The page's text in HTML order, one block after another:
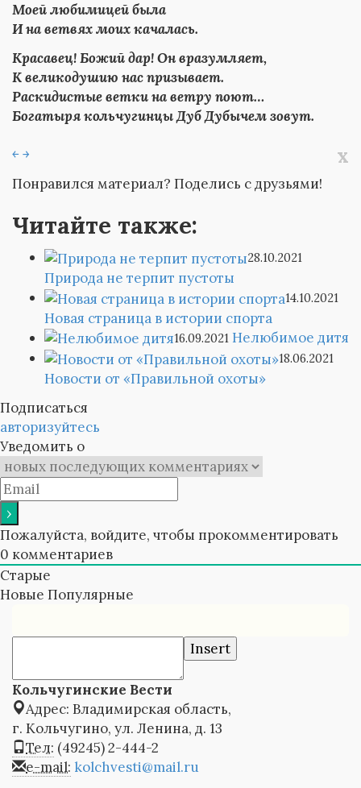
Моей любимицей была
И на ветвях моих качалась.
Красавец! Божий дар! Он вразумляет,
К великодушию нас призывает.
Раскидистые ветки на ветру поют…
Богатыря кольчугинцы Дуб Дубычем зовут.
￩ ￫ x
Понравился материал? Поделись с друзьями!
Читайте также:
28.10.2021
Природа не терпит пустоты
14.10.2021
Новая страница в истории спорта
16.09.2021 Нелюбимое дитя
18.06.2021
Новости от «Правильной охоты»
Подписаться
авторизуйтесь
Уведомить о
Пожалуйста, войдите, чтобы прокомментировать
0 комментариев
Старые
Новые Популярные
Insert
Кольчугинские Вести
Адрес: Владимирская область,
г. Кольчугино, ул. Ленина, д. 13
Тел: (49245) 2-444-2
e-mail: kolchvesti@mail.ru